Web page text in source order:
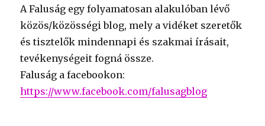
A Faluság egy folyamatosan alakulóban lévő
közös/közösségi blog, mely a vidéket szeretők
és tisztelők mindennapi és szakmai írásait,
tevékenységeit fogná össze.
Faluság a facebookon:
https://www.facebook.com/falusagblog